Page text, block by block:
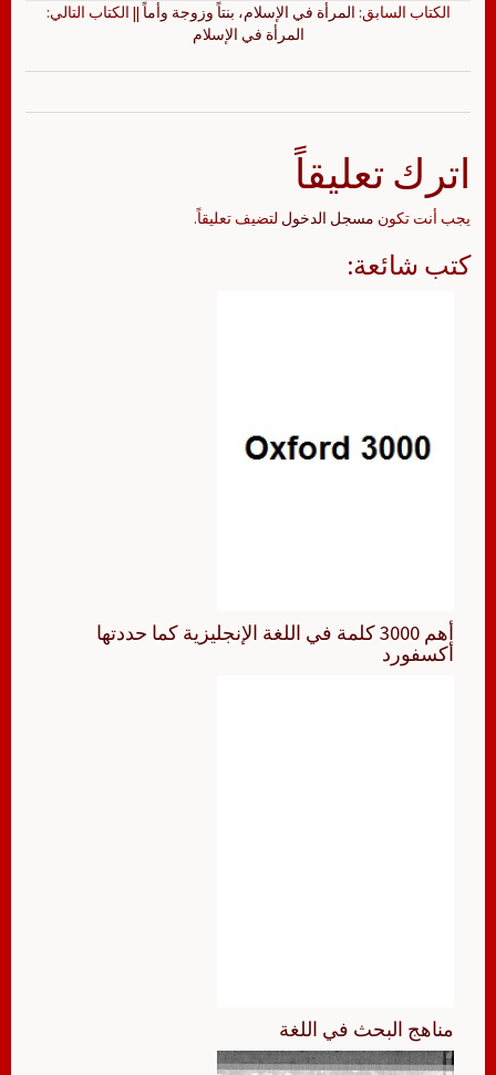
الكتاب السابق: المرأة في الإسلام، بنتاً وزوجة وأماً|| الكتاب التالي:
المرأة في الإسلام
اترك تعليقاً
يجب أنت تكون مسجل الدخول لتضيف تعليقاً.
كتب شائعة:
أهم 3000 كلمة في اللغة الإنجليزية كما حددتها
أكسفورد
مناهج البحث في اللغة